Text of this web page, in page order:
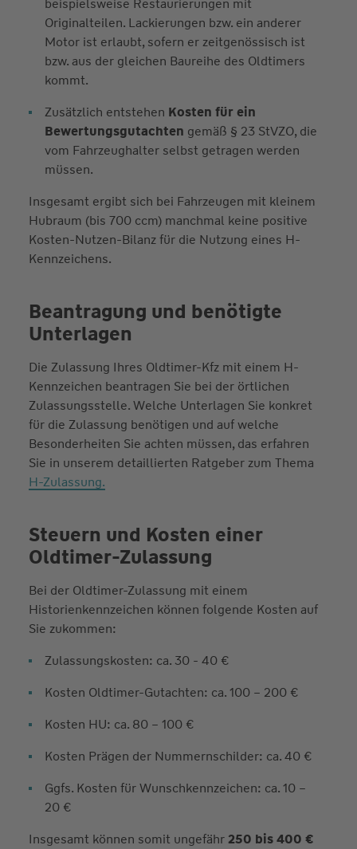
beispielsweise Restaurierungen mit
Originalteilen. Lackierungen bzw. ein anderer
Motor ist erlaubt, sofern er zeitgenössisch ist
bzw. aus der gleichen Baureihe des Oldtimers
kommt.
Zusätzlich entstehen Kosten für ein
Bewertungsgutachten gemäß § 23 StVZO, die
vom Fahrzeughalter selbst getragen werden
müssen.
Insgesamt ergibt sich bei Fahrzeugen mit kleinem
Hubraum (bis 700 ccm) manchmal keine positive
Kosten-Nutzen-Bilanz für die Nutzung eines H-
Kennzeichens.
Beantragung und benötigte
Unterlagen
Die Zulassung Ihres Oldtimer-Kfz mit einem H-
Kennzeichen beantragen Sie bei der örtlichen
Zulassungsstelle. Welche Unterlagen Sie konkret
für die Zulassung benötigen und auf welche
Besonderheiten Sie achten müssen, das erfahren
Sie in unserem detaillierten Ratgeber zum Thema
H-Zulassung.
Steuern und Kosten einer
Oldtimer-Zulassung
Bei der Oldtimer-Zulassung mit einem
Historienkennzeichen können folgende Kosten auf
Sie zukommen:
Zulassungskosten: ca. 30 - 40 €
Kosten Oldtimer-Gutachten: ca. 100 – 200 €
Kosten HU: ca. 80 – 100 €
Kosten Prägen der Nummernschilder: ca. 40 €
Ggfs. Kosten für Wunschkennzeichen: ca. 10 –
20 €
Insgesamt können somit ungefähr 250 bis 400 €